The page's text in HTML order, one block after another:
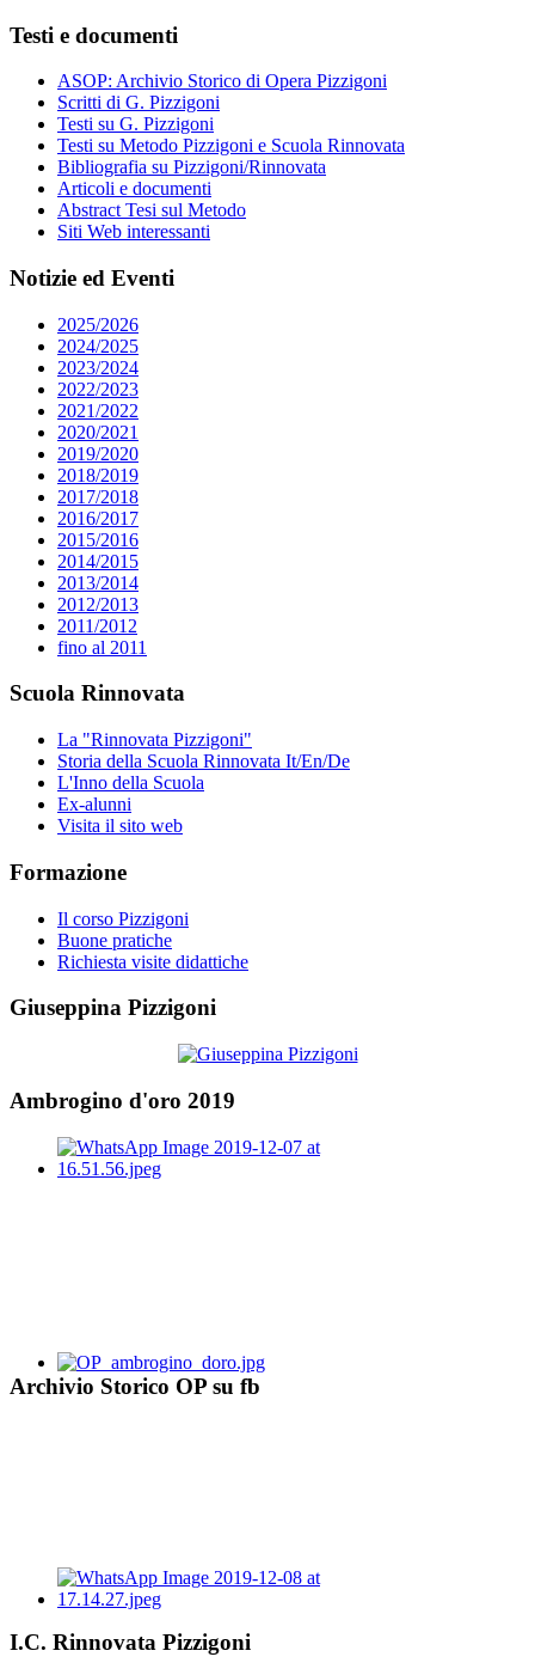
Testi e documenti
ASOP: Archivio Storico di Opera Pizzigoni
Scritti di G. Pizzigoni
Testi su G. Pizzigoni
Testi su Metodo Pizzigoni e Scuola Rinnovata
Bibliografia su Pizzigoni/Rinnovata
Articoli e documenti
Abstract Tesi sul Metodo
Siti Web interessanti
Notizie ed Eventi
2025/2026
2024/2025
2023/2024
2022/2023
2021/2022
2020/2021
2019/2020
2018/2019
2017/2018
2016/2017
2015/2016
2014/2015
2013/2014
2012/2013
2011/2012
fino al 2011
Scuola Rinnovata
La "Rinnovata Pizzigoni"
Storia della Scuola Rinnovata It/En/De
L'Inno della Scuola
Ex-alunni
Visita il sito web
Formazione
Il corso Pizzigoni
Buone pratiche
Richiesta visite didattiche
Giuseppina Pizzigoni
Ambrogino d'oro 2019
Archivio Storico OP su fb
I.C. Rinnovata Pizzigoni